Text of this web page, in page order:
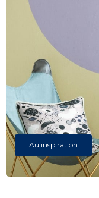
Au inspiration